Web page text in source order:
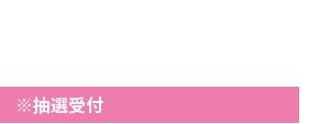
※抽選受付